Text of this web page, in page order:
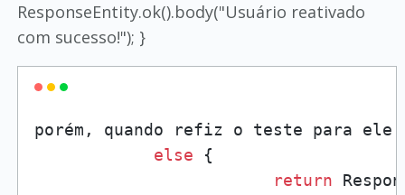
ResponseEntity.ok().body("Usuário reativado
com sucesso!"); }
porém, quando refiz o teste para
else {
return